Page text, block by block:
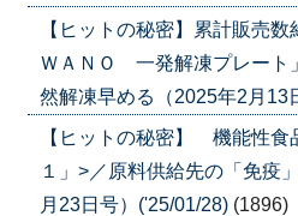
【ヒットの秘密】累計販売数
ＷＡＮＯ 一発解凍プレート
然解凍早める（2025年2月13
【ヒットの秘密】 機能性
１」>／原料供給先の「免疫
月23日号）('25/01/28) (1896)